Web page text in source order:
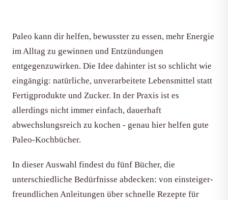
Paleo kann dir helfen, bewusster zu essen, mehr Energie
im Alltag zu gewinnen und Entzündungen
entgegenzuwirken. Die Idee dahinter ist so schlicht wie
eingängig: natürliche, unverarbeitete Lebensmittel statt
Fertigprodukte und Zucker. In der Praxis ist es
allerdings nicht immer einfach, dauerhaft
abwechslungsreich zu kochen - genau hier helfen gute
Paleo-Kochbücher.
In dieser Auswahl findest du fünf Bücher, die
unterschiedliche Bedürfnisse abdecken: von einsteiger-
freundlichen Anleitungen über schnelle Rezepte für